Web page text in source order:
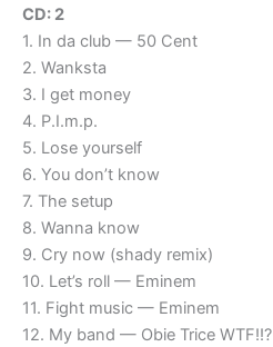
CD: 2
1. In da club — 50 Cent
2. Wanksta
3. I get money
4. P.I.m.p.
5. Lose yourself
6. You don’t know
7. The setup
8. Wanna know
9. Cry now (shady remix)
10. Let’s roll — Eminem
11. Fight music — Eminem
12. My band — Obie Trice WTF!!?